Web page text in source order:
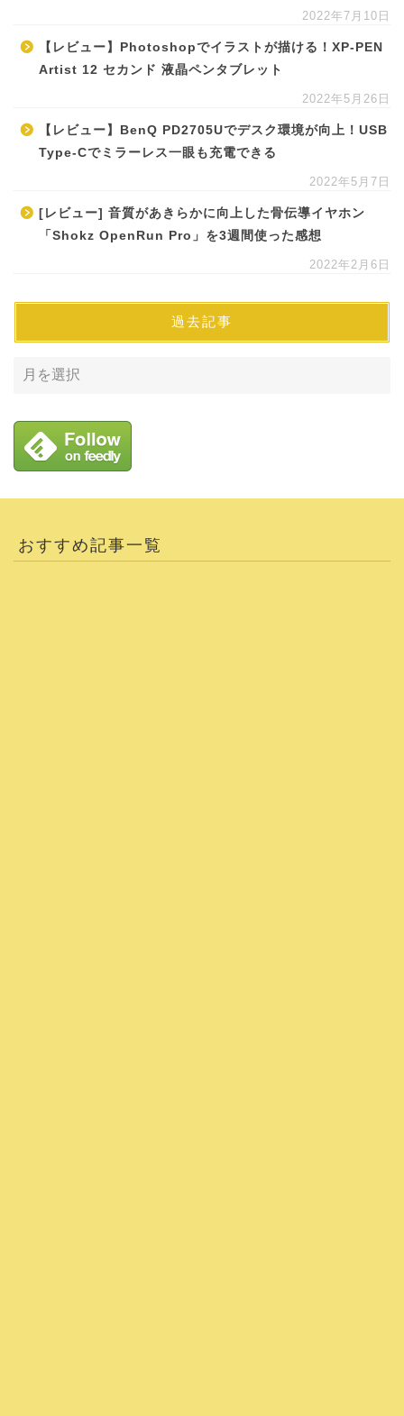
2022年7月10日
【レビュー】Photoshopでイラストが描ける！XP-PEN
Artist 12 セカンド 液晶ペンタブレット
2022年5月26日
【レビュー】BenQ PD2705Uでデスク環境が向上！USB
Type-Cでミラーレス一眼も充電できる
2022年5月7日
[レビュー] 音質があきらかに向上した骨伝導イヤホン
「Shokz OpenRun Pro」を3週間使った感想
2022年2月6日
過去記事
おすすめ記事一覧